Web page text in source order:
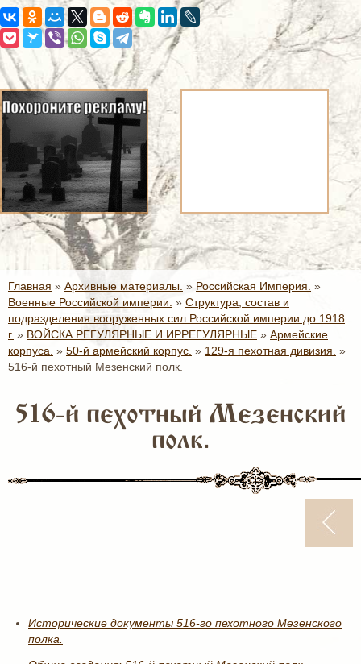
Главная » Архивные материалы. » Российская Империя. »
Военные Российской империи. » Структура, состав и
подразделения вооруженных сил Российской империи до 1918
г. » ВОЙСКА РЕГУЛЯРНЫЕ И ИРРЕГУЛЯРНЫЕ » Армейские
корпуса. » 50-й армейский корпус. » 129-я пехотная дивизия. »
516-й пехотный Мезенский полк.
516-й пехотный Мезенский
полк.
Исторические документы 516-го пехотного Мезенского
полка.